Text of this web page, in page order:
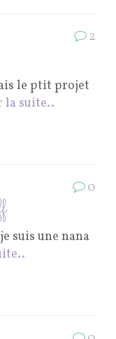
2
le ptit projet
la suite..
0
suis une nana